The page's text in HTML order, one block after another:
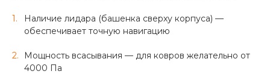
Наличие лидара (башенка сверху корпуса) —
обеспечивает точную навигацию
Мощность всасывания — для ковров желательно от
4000 Па